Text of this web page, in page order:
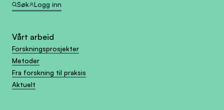
Søk
Logg inn
Vårt arbeid
Forskningsprosjekter
Metoder
Fra forskning til praksis
Aktuelt